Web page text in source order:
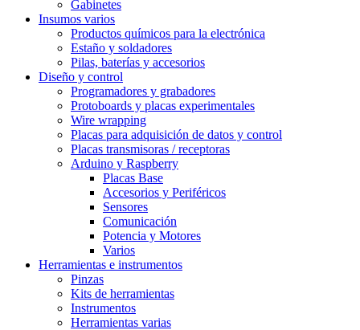
Gabinetes
Insumos varios
Productos químicos para la electrónica
Estaño y soldadores
Pilas, baterías y accesorios
Diseño y control
Programadores y grabadores
Protoboards y placas experimentales
Wire wrapping
Placas para adquisición de datos y control
Placas transmisoras / receptoras
Arduino y Raspberry
Placas Base
Accesorios y Periféricos
Sensores
Comunicación
Potencia y Motores
Varios
Herramientas e instrumentos
Pinzas
Kits de herramientas
Instrumentos
Herramientas varias